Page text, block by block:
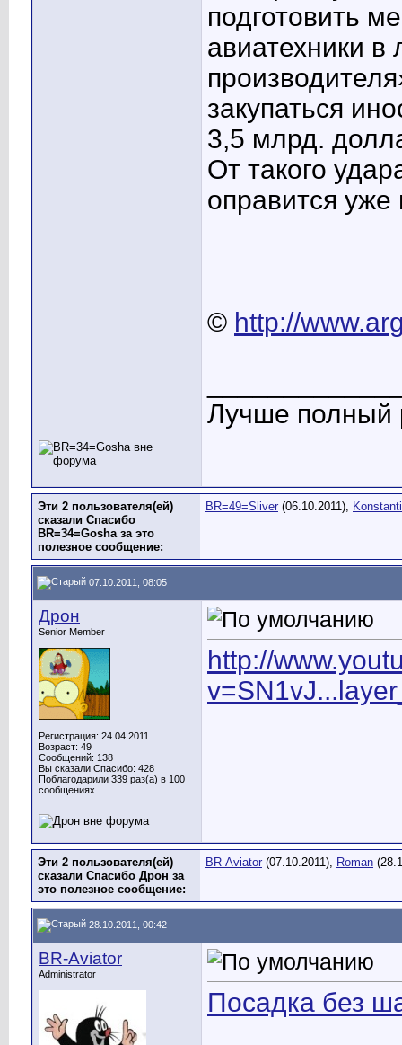
подготовить
авиатехники в
закупаться
3,5 млрд.
От такого
оправится уже
© http://
Лучше полный
Эти 2 пользователя(ей)
сказали Спасибо
BR=34=Gosha за это
полезное сообщение:
BR=49=Sliver (06.10.2011),
07.10.2011, 08:05
Дрон
Senior Member
Регистрация: 24.04.2011
Возраст: 49
Сообщений: 138
Вы сказали Спасибо: 428
Поблагодарили 339 раз(а) в 100
сообщениях
http://
Эти 2 пользователя(ей)
сказали Спасибо Дрон за
это полезное сообщение:
BR-Aviator (07.10.2011), Roman
28.10.2011, 00:42
BR-Aviator
Administrator
Посадка без